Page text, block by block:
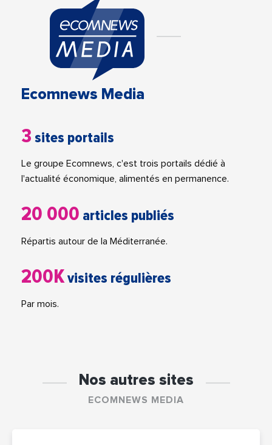
Ecomnews Media
3 sites portails
Le groupe Ecomnews, c'est trois portails dédié à
l'actualité économique, alimentés en permanence.
20 000 articles publiés
Répartis autour de la Méditerranée.
200Kvisites régulières
Par mois.
Nos autres sites
ECOMNEWS MEDIA